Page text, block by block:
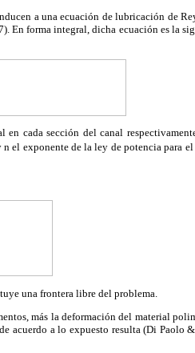
a una ecuación de lubricación de
En forma integral, dicha ecuación es la
en cada sección del canal
el exponente de la ley de potencia para
una frontera libre del problema.
más la deformación del material
acuerdo a lo expuesto resulta (Di Paolo